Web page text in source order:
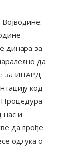
динара за
да
за ИПАРД
код
Процедура
нас и
да прође
одлука о